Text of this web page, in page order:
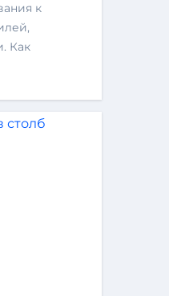
к
Как